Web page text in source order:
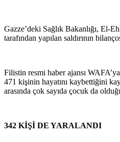
Gazze’deki Sağlık Bakanlığı, El-
tarafından yapılan saldırının
Filistin resmi haber ajansı
471 kişinin hayatını kaybettiğini
arasında çok sayıda çocuk da
342 KİŞİ DE YARALANDI